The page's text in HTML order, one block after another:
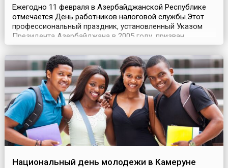
Ежегодно 11 февраля в Азербайджанской Республике
отмечается День работников налоговой службы.Этот
профессиональный праздник, установленный Указом
Президента Азербайджана в 2005 году, призван
отметить важную роль работников налоговой службы в
развитии экономики страны и формировании доходов
государственного бюджета.11 февраля 2000 года было
создано Министерство налогов Азербайджанской
Респу...
Национальный день молодежи в Камеруне